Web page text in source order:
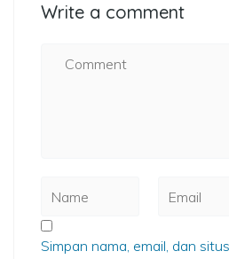
Write a comment
Simpan nama, email, dan